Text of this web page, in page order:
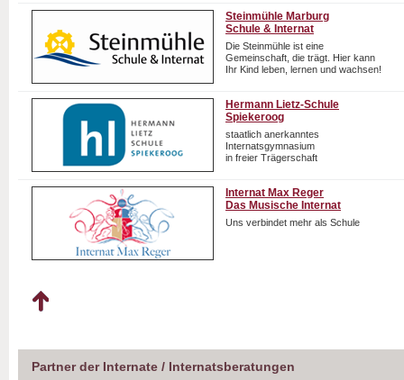
Steinmühle Marburg
Schule & Internat
Die Steinmühle ist eine
Gemeinschaft, die trägt. Hier kann
Ihr Kind leben, lernen und wachsen!
Hermann Lietz-Schule
Spiekeroog
staatlich anerkanntes
Internatsgymnasium
in freier Trägerschaft
Internat Max Reger
Das Musische Internat
Uns verbindet mehr als Schule
Partner der Internate / Internatsberatungen